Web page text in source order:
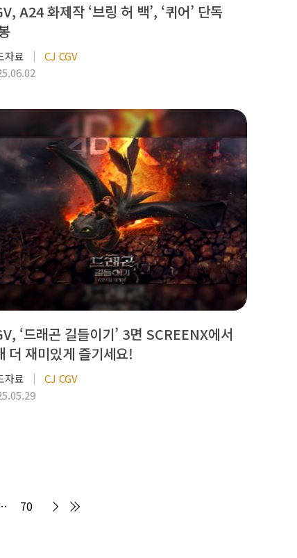
A24 화제작 ‘브링 허 백’, ‘퀴어’ 단독
자료
CJ CGV
‘드래곤 길들이기’ 3면 SCREENX에서
더 재미있게 즐기세요!
자료
CJ CGV
70